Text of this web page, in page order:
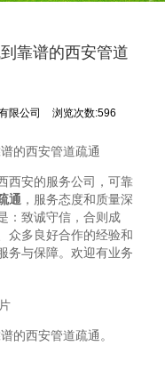
靠谱的西安管道
限公司 浏览次数:596
的西安管道疏通
西安的服务公司，可靠
通 ，服务态度和质量深
：致诚守信，合则成
众多良好合作的经验和
务与保障。欢迎有业务
的西安管道疏通。